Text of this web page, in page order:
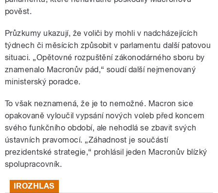
pověst.
Průzkumy ukazují, že voliči by mohli v nadcházejících
týdnech či měsících způsobit v parlamentu další patovou
situaci. „Opětovné rozpuštění zákonodárného sboru by
znamenalo Macronův pád,“ soudí další nejmenovaný
ministerský poradce.
To však neznamená, že je to nemožné. Macron sice
opakovaně vyloučil vypsání nových voleb před koncem
svého funkčního období, ale nehodlá se zbavit svých
ústavních pravomocí. „Záhadnost je součástí
prezidentské strategie,“ prohlásil jeden Macronův blízký
spolupracovník.
IROZHLAS